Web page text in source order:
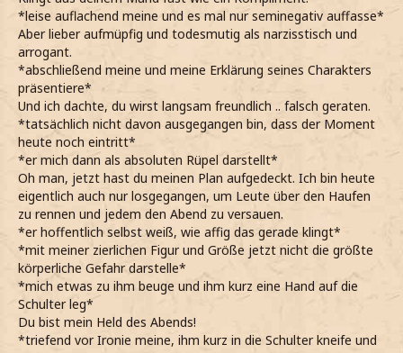
*leise auflachend meine und es mal nur seminegativ auffasse*
Aber lieber aufmüpfig und todesmutig als narzisstisch und
arrogant.
*abschließend meine und meine Erklärung seines Charakters
präsentiere*
Und ich dachte, du wirst langsam freundlich .. falsch geraten.
*tatsächlich nicht davon ausgegangen bin, dass der Moment
heute noch eintritt*
*er mich dann als absoluten Rüpel darstellt*
Oh man, jetzt hast du meinen Plan aufgedeckt. Ich bin heute
eigentlich auch nur losgegangen, um Leute über den Haufen
zu rennen und jedem den Abend zu versauen.
*er hoffentlich selbst weiß, wie affig das gerade klingt*
*mit meiner zierlichen Figur und Größe jetzt nicht die größte
körperliche Gefahr darstelle*
*mich etwas zu ihm beuge und ihm kurz eine Hand auf die
Schulter leg*
Du bist mein Held des Abends!
*triefend vor Ironie meine, ihm kurz in die Schulter kneife und